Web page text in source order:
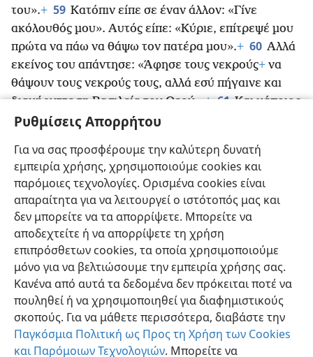
Ρυθμίσεις Απορρήτου
Για να σας προσφέρουμε την καλύτερη δυνατή
εμπειρία χρήσης, χρησιμοποιούμε cookies και
παρόμοιες τεχνολογίες. Ορισμένα cookies είναι
απαραίτητα για να λειτουργεί ο ιστότοπός μας και
δεν μπορείτε να τα απορρίψετε. Μπορείτε να
αποδεχτείτε ή να απορρίψετε τη χρήση
επιπρόσθετων cookies, τα οποία χρησιμοποιούμε
μόνο για να βελτιώσουμε την εμπειρία χρήσης σας.
Κανένα από αυτά τα δεδομένα δεν πρόκειται ποτέ να
πουληθεί ή να χρησιμοποιηθεί για διαφημιστικούς
σκοπούς. Για να μάθετε περισσότερα, διαβάστε την
Παγκόσμια Πολιτική ως Προς τη Χρήση των Cookies
και Παρόμοιων Τεχνολογιών. Μπορείτε να
του».+ 59 Κατόπιν είπε σε έναν άλλον: «Γίνε
ακόλουθός μου». Αυτός είπε: «Κύριε, επίτρεψέ μου
πρώτα να πάω να θάψω τον πατέρα μου».+ 60 Αλλά
εκείνος του απάντησε: «Άφησε τους νεκρούς+ να
θάψουν τους νεκρούς τους, αλλά εσύ πήγαινε και
διακήρυττε τη Βασιλεία του Θεού».+ 61 Και κάποιος
άλλος είπε: «Θα σε ακολουθήσω, Κύριε, αλλά πρώτα
62 Ο Ιησούς τού απάντησε: «Όποιος έχει βάλει το
χέρι του στο αλέτρι και κοιτάζει τα πράγματα που
βρίσκονται πίσω
δεν είναι κατάλληλος για τη
Βασιλεία του Θεού».
Ελληνική Κοινή Χρήση Προτιμήσεις
Copyright © 2026 Watch Tower Bible and Tract Society of Pennsylvania
Όροι Χρήσης Πολιτική Απορρήτου
Ρυθμίσεις Απορρήτου
JW.ORG
Σύνδεση